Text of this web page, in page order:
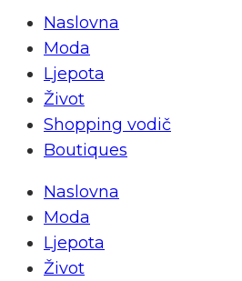
Naslovna
Moda
Ljepota
Život
Shopping vodič
Boutiques
Naslovna
Moda
Ljepota
Život